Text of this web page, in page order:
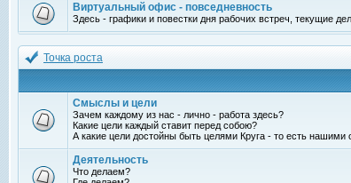
Виртуальный офис - повседневность
Здесь - графики и повестки дня рабочих встреч, текущие
Точка роста
Смыслы и цели
Зачем каждому из нас - лично - работа здесь?
Какие цели каждый ставит перед собою?
А какие цели достойны быть целями Круга - то есть
Деятельность
Что делаем?